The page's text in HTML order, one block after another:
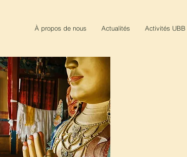
À propos de nous Actualités Activités UBB